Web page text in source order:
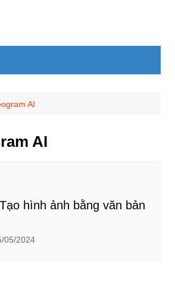
AI
AI
hình ảnh bằng văn bản
05/2024